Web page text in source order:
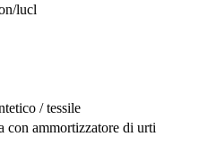
lucl
/ tessile
con ammortizzatore di urti